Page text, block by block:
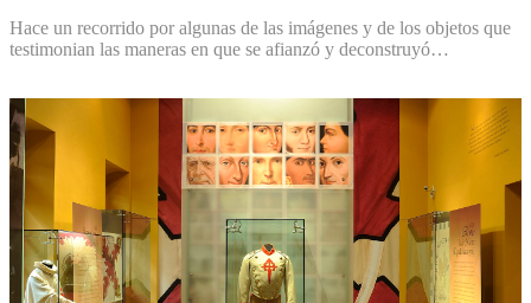
Hace un recorrido por algunas de las imágenes y de los objetos que
testimonian las maneras en que se afianzó y deconstruyó…